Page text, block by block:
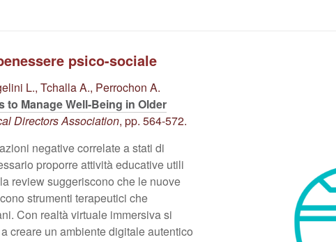
psico-sociale
L., Tchalla A., Perrochon A.
to Manage Well-Being in Older
Directors Association, pp. 564-572.
negative correlate a stati di
proporre attività educative utili
review suggeriscono che le nuove
strumenti terapeutici che
Con realtà virtuale immersiva si
creare un ambiente digitale autentico